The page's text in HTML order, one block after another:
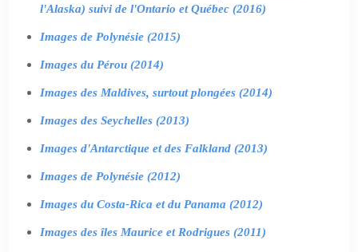
l'Alaska) suivi de l'Ontario et Québec (2016)
Images de Polynésie (2015)
Images du Pérou (2014)
Images des Maldives, surtout plongées (2014)
Images des Seychelles (2013)
Images d'Antarctique et des Falkland (2013)
Images de Polynésie (2012)
Images du Costa-Rica et du Panama (2012)
Images des îles Maurice et Rodrigues (2011)